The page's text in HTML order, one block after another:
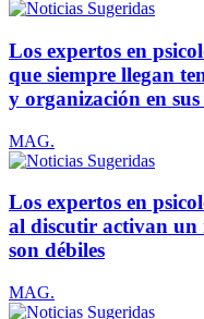
Los expertos en
que siempre llegan
y organización en
MAG.
Los expertos en
al discutir activan un
son débiles
MAG.